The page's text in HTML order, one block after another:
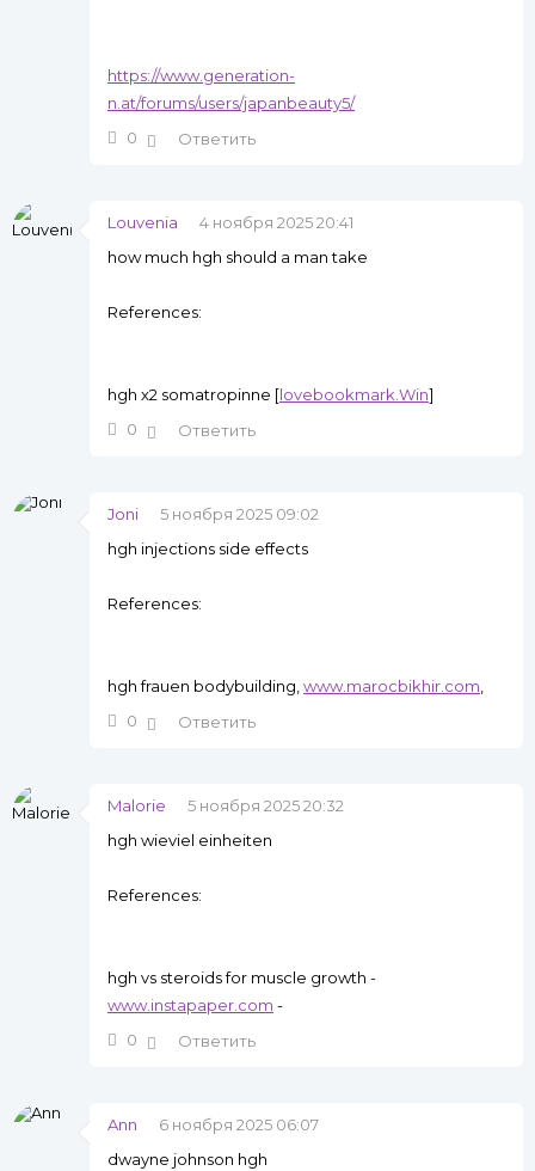
https://www.generation-
n.at/forums/users/japanbeauty5/
0
Ответить
Louvenia
4 ноября 2025 20:41
how much hgh should a man take
References:
hgh x2 somatropinne [lovebookmark.Win]
0
Ответить
Joni
5 ноября 2025 09:02
hgh injections side effects
References:
hgh frauen bodybuilding, www.marocbikhir.com
0
Ответить
Malorie
5 ноября 2025 20:32
hgh wieviel einheiten
References:
hgh vs steroids for muscle growth -
www.instapaper.com -
0
Ответить
Ann
6 ноября 2025 06:07
dwayne johnson hgh